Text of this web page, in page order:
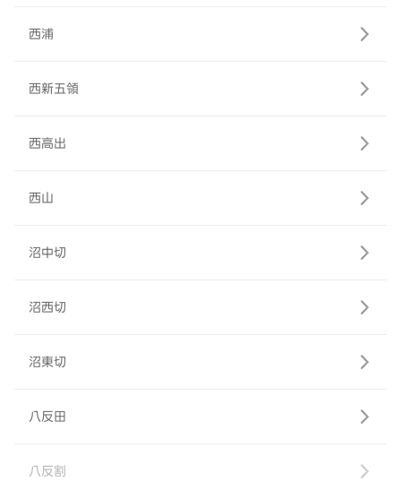
西浦
西新五領
西高出
西山
沼中切
沼西切
沼東切
八反田
八反割